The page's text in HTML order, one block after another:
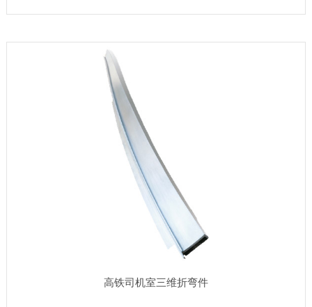
高铁司机室三维折弯件